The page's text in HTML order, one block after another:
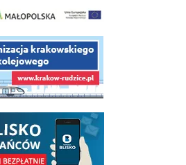
projektu budowy linii kolejowej Krakow Rudzice
aplikacji - BLISKO, Gmina Wieliczka w aplikacji Blisko